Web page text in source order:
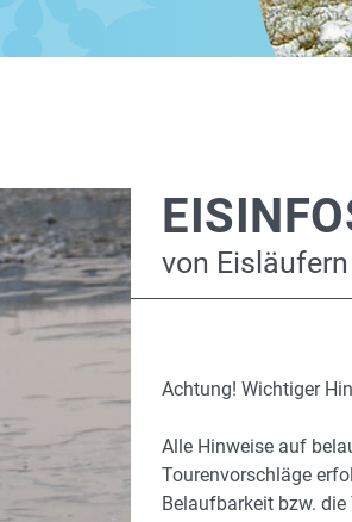
von
Achtung! Wichtiger
Alle Hinweise auf
Tourenvorschläge
Belaufbarkeit bzw.